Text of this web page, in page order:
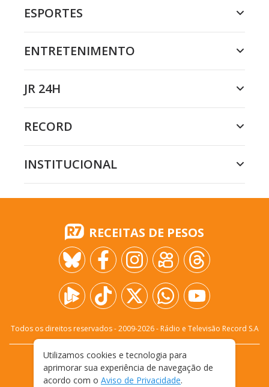
ESPORTES
ENTRETENIMENTO
JR 24H
RECORD
INSTITUCIONAL
RECEITAS DE PESOS
Todos os direitos reservados - 2009-2026- Rádio e Televisão Record S.A
FALE CONOSCO
PRIVACIDADE
TERMOS E CONDIÇÕES DE USO
Utilizamos cookies e tecnologia para
aprimorar sua experiência de navegação de
acordo com o Aviso de Privacidade.